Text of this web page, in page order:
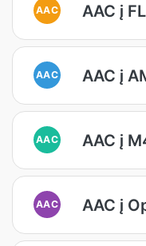
AAC AAC į
AAC AAC į
AAC AAC į
AAC AAC į